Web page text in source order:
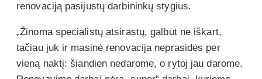
renovaciją pasijustų darbininkų stygius.
„Žinoma specialistų atsirastų, galbūt ne iškart,
tačiau juk ir masinė renovacija neprasidės per
vieną naktį: šiandien nedarome, o rytoj jau darome.